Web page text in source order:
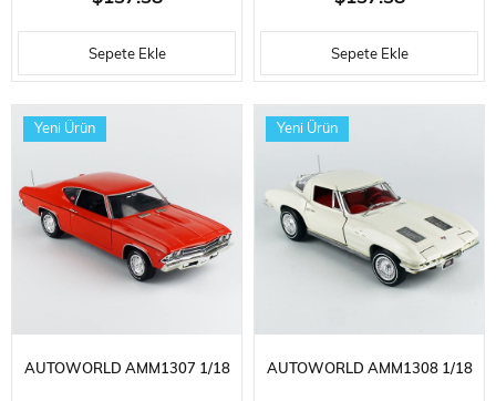
HARDTOP, BIG BAD GREEN,
SERGILEMEYE HAZIR METAL
ARABA MODELI
Sepete Ekle
MACH 1, GRABBER BLUE,
SERGILEMEYE HAZIR METAL
ARABA MODELI
Sepete Ekle
AUTOWORLD AMM1307 1/18
Yeni Ürün
AUTOWORLD AMM1308 1/18
Yeni Ürün